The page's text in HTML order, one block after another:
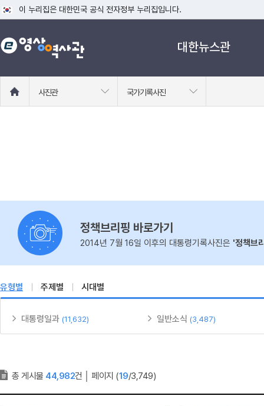
이 누리집은 대한민국 공식 전자정부 누리집입니다.
공식 누리집 주소 확인하기
go.kr 주소를 사용하는 누리집은 대한민국 정부기관이 관리하는 누리집입니
대한뉴스관
로
사진관 국가기록사진
정책브리핑 바로가기
2014년 7월 16일 이후의 대통령기록사진은 '정책브
유형별 주제별 시대별
대통령일과 (11,632) 일반소식 (3,487)
총 게시물 44,982건 페이지 (19/3,749)